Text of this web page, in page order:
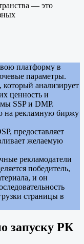
— это
платформу в
параметры.
который анализирует
ценность и
SSP и DMP.
на рекламную биржу
предоставляет
желаемую
рекламодатели
победитель,
и он
страницы в
запуску РК